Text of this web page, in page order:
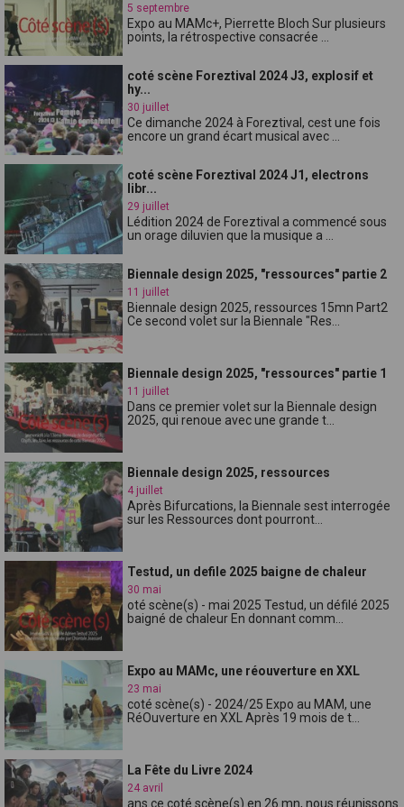
5 septembre
Expo au MAMc+, Pierrette Bloch Sur plusieurs
points, la rétrospective consacrée ...
coté scène Foreztival 2024 J3, explosif et
hy...
30 juillet
Ce dimanche 2024 à Foreztival, cest une fois
encore un grand écart musical avec ...
coté scène Foreztival 2024 J1, electrons
libr...
29 juillet
Lédition 2024 de Foreztival a commencé sous
un orage diluvien que la musique a ...
Biennale design 2025, "ressources" partie 2
11 juillet
Biennale design 2025, ressources 15mn Part2
Ce second volet sur la Biennale "Res...
Biennale design 2025, "ressources" partie 1
11 juillet
Dans ce premier volet sur la Biennale design
2025, qui renoue avec une grande t...
Biennale design 2025, ressources
4 juillet
Après Bifurcations, la Biennale sest interrogée
sur les Ressources dont pourront...
Testud, un defile 2025 baigne de chaleur
30 mai
oté scène(s) - mai 2025 Testud, un défilé 2025
baigné de chaleur En donnant comm...
Expo au MAMc, une réouverture en XXL
23 mai
coté scène(s) - 2024/25 Expo au MAM, une
RéOuverture en XXL Après 19 mois de t...
La Fête du Livre 2024
24 avril
ans ce coté scène(s) en 26 mn, nous réunissons